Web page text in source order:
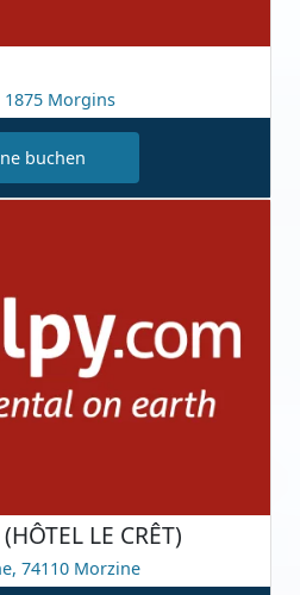
1875 Morgins
buchen
LE CRÊT)
74110 Morzine